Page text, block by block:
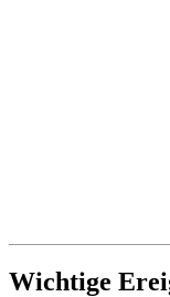
Wichtige